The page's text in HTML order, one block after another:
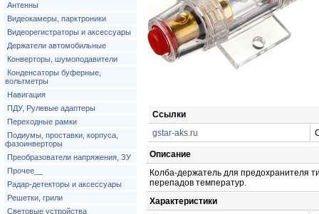
Антенны
Видеокамеры, парктроники
Видеорегистраторы и аксессуары
Держатели автомобильные
Конверторы, шумоподавители
Конденсаторы буферные,
вольтметры
Навигация
ПДУ, Рулевые адаптеры
Переходные рамки
Подиумы, проставки, корпуса,
фазоинверторы
Преобразователи напряжения, ЗУ
Прочее__
Радар-детекторы и аксессуары
Решетки, грили
Световые устройства
Ссылки
gstar-aks.ru
Описание
Колба-держатель для предохранителя
перепадов температур.
Характеристики